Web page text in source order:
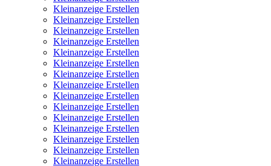
Kleinanzeige Erstellen
Kleinanzeige Erstellen
Kleinanzeige Erstellen
Kleinanzeige Erstellen
Kleinanzeige Erstellen
Kleinanzeige Erstellen
Kleinanzeige Erstellen
Kleinanzeige Erstellen
Kleinanzeige Erstellen
Kleinanzeige Erstellen
Kleinanzeige Erstellen
Kleinanzeige Erstellen
Kleinanzeige Erstellen
Kleinanzeige Erstellen
Kleinanzeige Erstellen